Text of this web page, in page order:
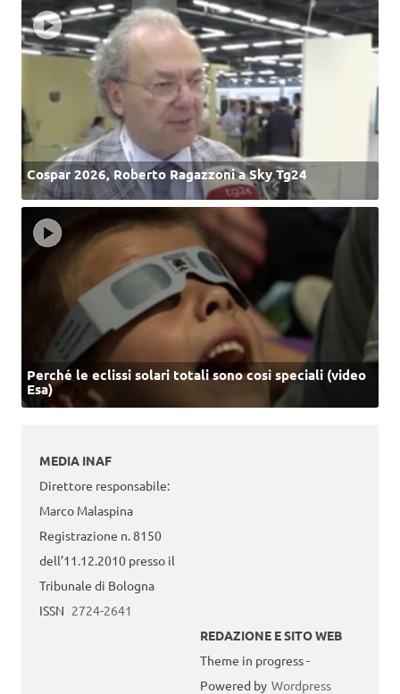
Cospar 2026, Roberto Ragazzoni a Sky Tg24
Perché le eclissi solari totali sono così speciali (video
Esa)
MEDIA INAF
Direttore responsabile:
Marco Malaspina
Registrazione n. 8150
dell’11.12.2010 presso il
Tribunale di Bologna
ISSN 2724-2641
REDAZIONE E SITO WEB
Theme in progress -
Powered by Wordpress